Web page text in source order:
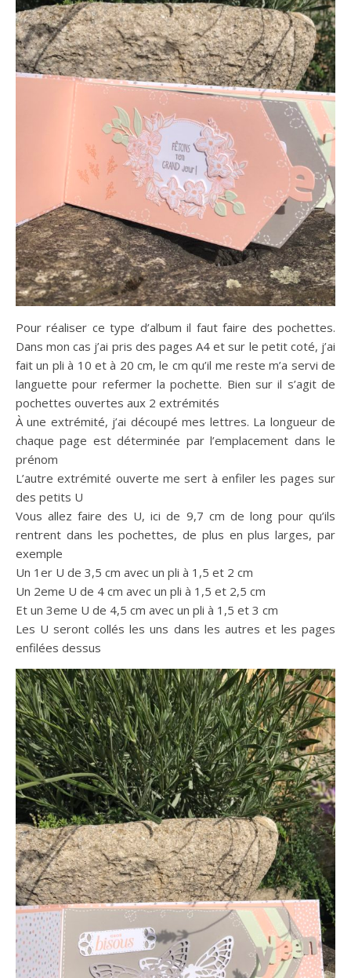
Pour réaliser ce type d’album il faut faire des pochettes.
Dans mon cas j’ai pris des pages A4 et sur le petit coté, j’ai
fait un pli à 10 et à 20 cm, le cm qu’il me reste m’a servi de
languette pour refermer la pochette. Bien sur il s’agit de
pochettes ouvertes aux 2 extrémités
À une extrémité, j’ai découpé mes lettres. La longueur de
chaque page est déterminée par l’emplacement dans le
prénom
L’autre extrémité ouverte me sert à enfiler les pages sur
des petits U
Vous allez faire des U, ici de 9,7 cm de long pour qu’ils
rentrent dans les pochettes, de plus en plus larges, par
exemple
Un 1er U de 3,5 cm avec un pli à 1,5 et 2 cm
Un 2eme U de 4 cm avec un pli à 1,5 et 2,5 cm
Et un 3eme U de 4,5 cm avec un pli à 1,5 et 3 cm
Les U seront collés les uns dans les autres et les pages
enfilées dessus